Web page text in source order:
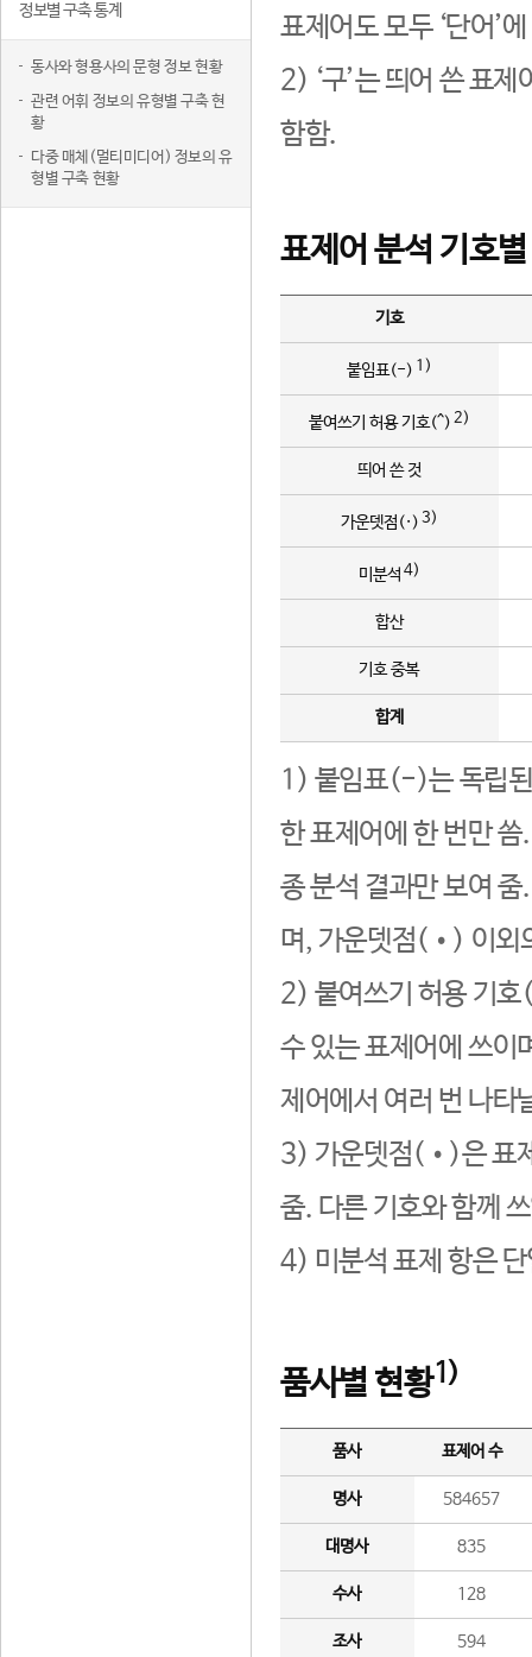
정보별 구축 통계
동사와 형용사의 문형 정보 현황
관련 어휘 정보의 유형별 구축 현
황
다중 매체(멀티미디어) 정보의 유
형별 구축 현황
표제어도 모두 ‘단어’
2) ‘구’는 띄어 쓴 표
함함.
표제어 분석 기호
기호
붙임표(-) 1)
붙여쓰기 허용 기호(^) 2)
띄어 쓴 것
가운뎃점(·) 3)
미분석 4)
합산
기호 중복
합계
1) 붙임표(-)는 독립된
한 표제어에 한 번만
종 분석 결과만 보여
며, 가운뎃점(•) 이외
2) 붙여쓰기 허용 기호
수 있는 표제어에 쓰이
제어에서 여러 번 나타
3) 가운뎃점(•)은 표
줌. 다른 기호와 함께
4) 미분석 표제 항은
품사별 현황1)
품사 표제어 수
명사 584657
대명사 835
수사 128
조사 594